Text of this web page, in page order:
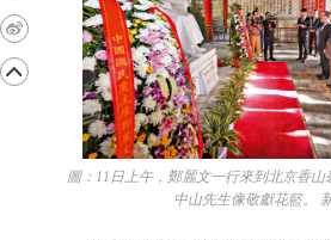
圖：11日上午，鄭麗文一行來到北京香山
中山先生像敬獻花籃。